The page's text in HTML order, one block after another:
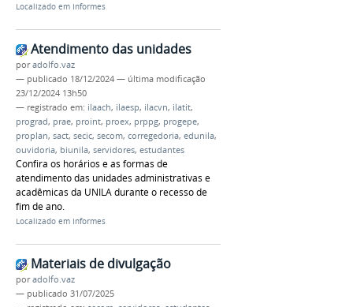
Localizado em Informes
Atendimento das unidades
poradolfo.vaz
— publicado 18/12/2024 — última modificação
23/12/2024 13h50
— registrado em: ilaach, ilaesp, ilacvn, ilatit,
prograd, prae, proint, proex, prppg, progepe,
proplan, sact, secic, secom, corregedoria, edunila,
ouvidoria, biunila, servidores, estudantes
Confira os horários e as formas de
atendimento das unidades administrativas e
acadêmicas da UNILA durante o recesso de
fim de ano.
Localizado em Informes
Materiais de divulgação
poradolfo.vaz
— publicado 31/07/2025